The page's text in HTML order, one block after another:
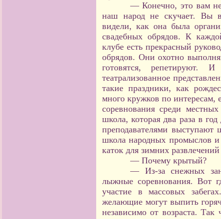
— Конечно, это вам
наш народ не скучает. Вы
видели, как она была
свадебных обрядов. К
клубе есть прекрасный
обрядов. Они охотно
готовятся, репетируют.
театрализованное
такие праздники, как
много кружков по интересам,
соревнования среди
школа, которая два раза в
преподавателями выступают
школа народных промыслов и
каток для зимних
— Почему крытый?
— Из-за снежных
лыжные соревнования. Вот
участие в массовых
желающие могут выпить
независимо от возраста.